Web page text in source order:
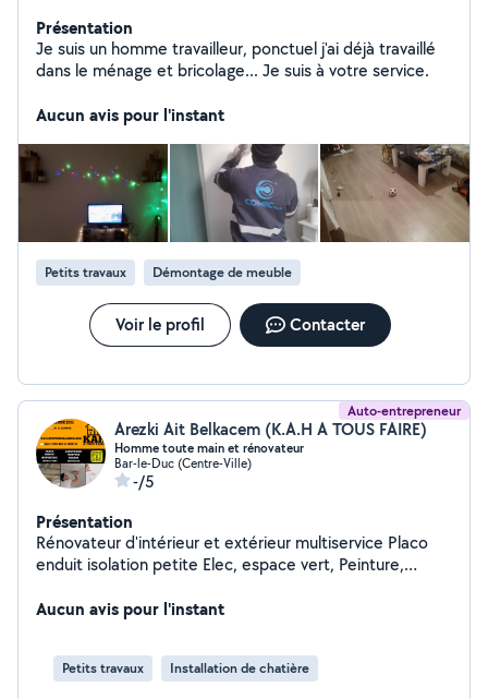
Présentation
Je suis un homme travailleur, ponctuel j'ai déjà travaillé
dans le ménage et bricolage... Je suis à votre service.
Aucun avis pour l'instant
Petits travaux Démontage de meuble
Voir le profil Contacter
Auto-entrepreneur
Arezki Ait Belkacem (K.A.H A TOUS FAIRE)
Homme toute main et rénovateur
Bar-le-Duc (Centre-Ville)
-/5
Présentation
Rénovateur d'intérieur et extérieur multiservice Placo
enduit isolation petite Elec, espace vert, Peinture,
époxy( possible de réaliser des effets, faux marbre à la
Aucun avis pour l'instant
Petits travaux Installation de chatière